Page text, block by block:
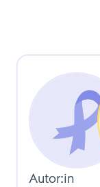
Autor:in